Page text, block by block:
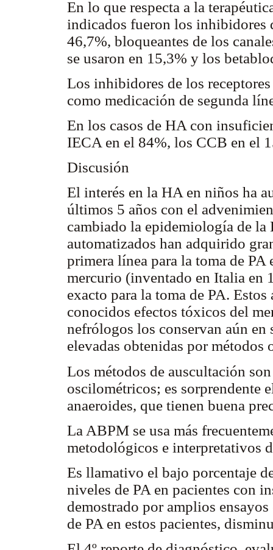
En lo que respecta a la
indicados fueron los inhibidores
46,7%, bloqueantes de los
se usaron en 15,3% y los
Los inhibidores de los
como medicación de segunda
En los casos de HA con
IECA en el 84%, los CCB en el
Discusión
El interés en la HA en niños ha
últimos 5 años con el
cambiado la epidemiología de
automatizados han adquirido
primera línea para la toma de
mercurio (inventado en Italia en
exacto para la toma de PA.
conocidos efectos tóxicos del
nefrólogos los conservan aún
elevadas obtenidas por métodos
Los métodos de auscultación
oscilométricos; es sorprendente
anaeroides, que tienen buena
La ABPM se usa más
metodológicos e interpretativos
Es llamativo el bajo porcentaje
niveles de PA en pacientes con
demostrado por amplios
de PA en estos pacientes,